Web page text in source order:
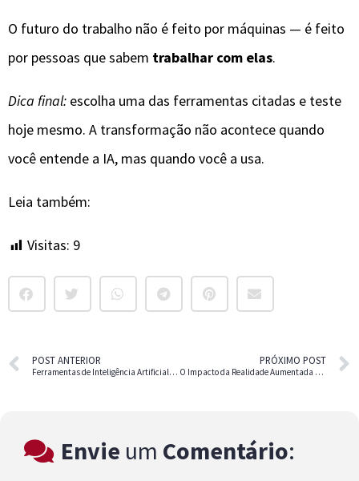
O futuro do trabalho não é feito por máquinas — é feito
por pessoas que sabem trabalhar com elas.
Dica final: escolha uma das ferramentas citadas e teste
hoje mesmo. A transformação não acontece quando
você entende a IA, mas quando você a usa.
Leia também:
Visitas: 9
POST ANTERIOR
Ferramentas de Inteligência Artificial Para Organização de Tarefas e Projetos
PRÓXIMO POST
O Impacto da Realidade Aumentada em Nossas Vidas Cotidianas
Envie um Comentário: